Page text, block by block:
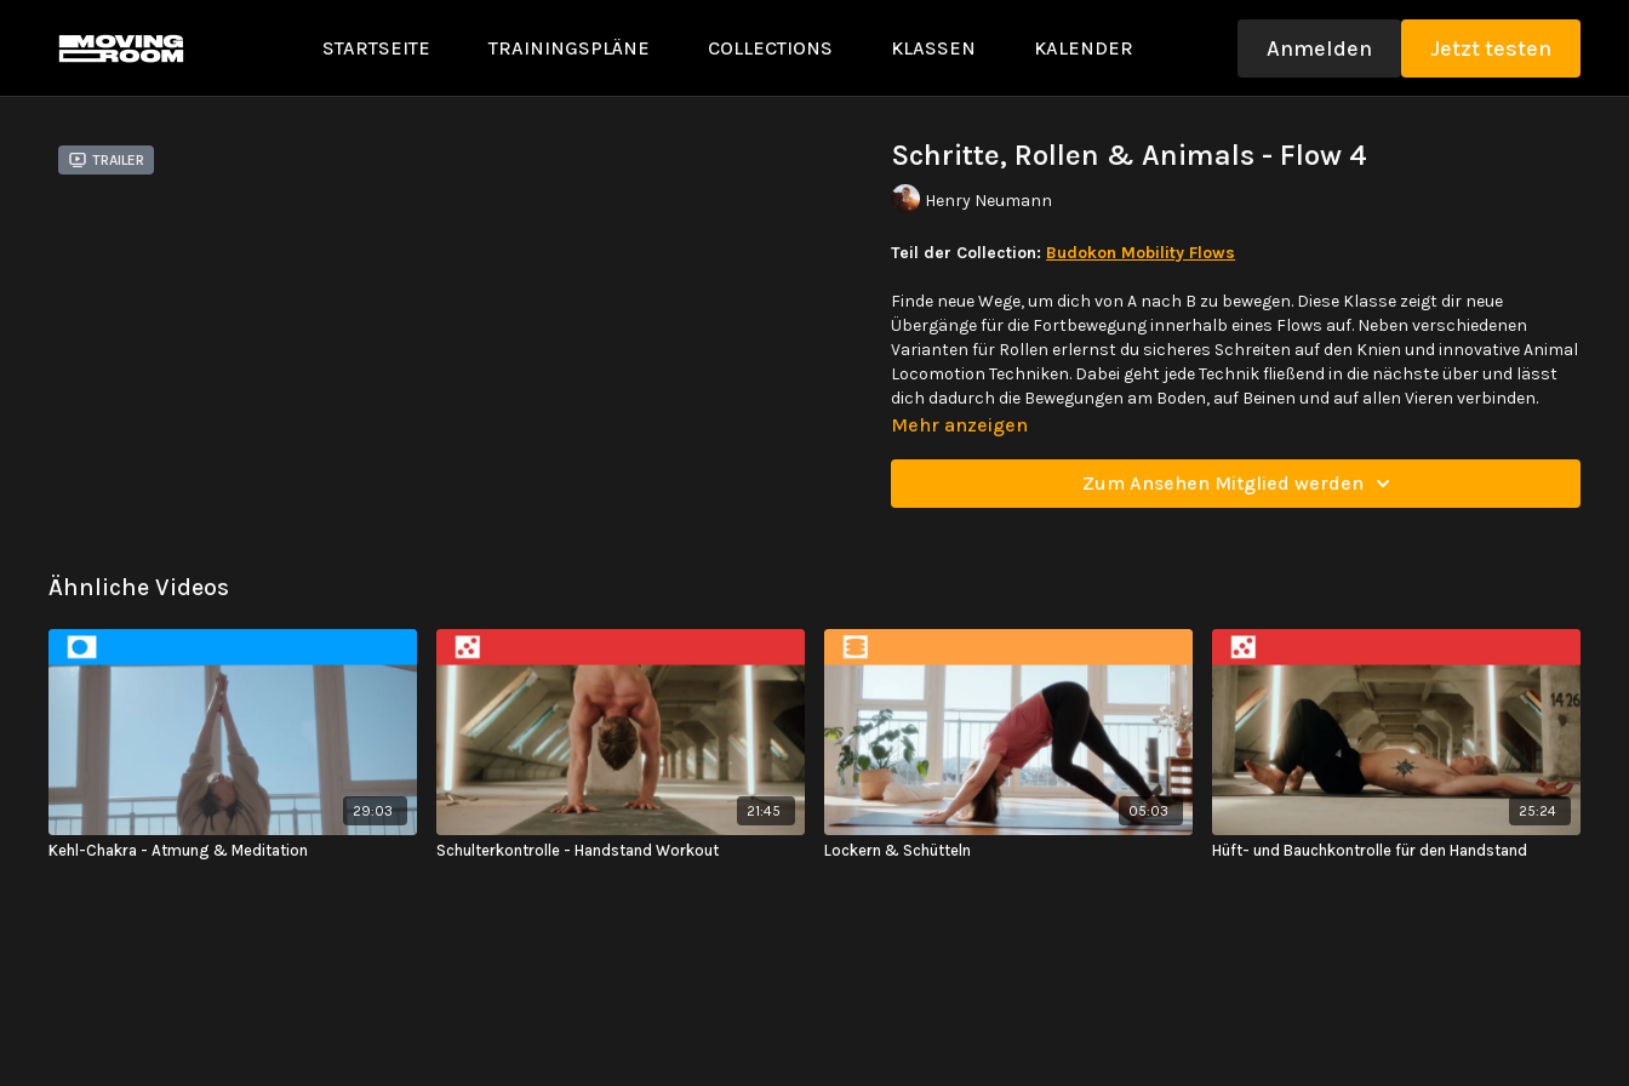
STARTSEITE TRAININGSPLÄNE COLLECTIONS KLASSEN KALENDER Anmelden Jetzt testen
Trailer Schritte, Rollen & Animals - Flow 4
Henry Neumann
Teil der Collection: Budokon Mobility Flows
Finde neue Wege, um dich von A nach B zu bewegen. Diese Klasse zeigt dir neue
Übergänge für die Fortbewegung innerhalb eines Flows auf. Neben verschiedenen
Varianten für Rollen erlernst du sicheres Schreiten auf den Knien und innovative Animal
Locomotion Techniken. Dabei geht jede Technik fließend in die nächste über und lässt
dich dadurch die Bewegungen am Boden, auf Beinen und auf allen Vieren verbinden.
Mehr anzeigen
Zum Ansehen Mitglied werden
Ähnliche Videos
29:03
Kehl-Chakra - Atmung & Meditation
21:45
Schulterkontrolle - Handstand Workout
05:03
Lockern & Schütteln
25:24
Hüft- und Bauchkontrolle für den Handstand